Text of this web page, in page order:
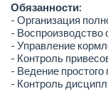
Обязанности:
- Организация
- Воспроизводство
- Управление
- Контроль
- Ведение простого
- Контроль